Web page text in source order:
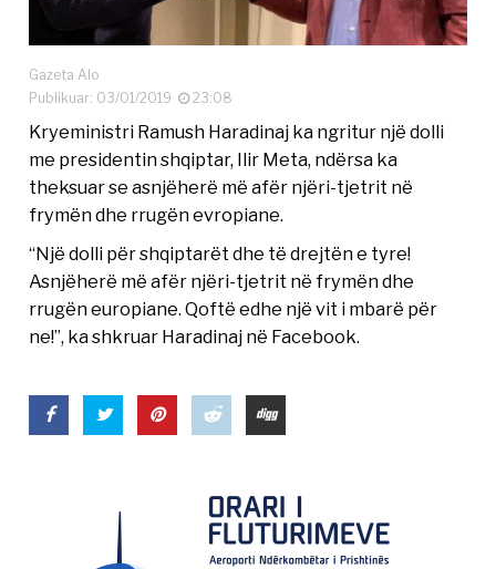
Gazeta Alo
Publikuar: 03/01/2019
23:08
Kryeministri Ramush Haradinaj ka ngritur një dolli
me presidentin shqiptar, Ilir Meta, ndërsa ka
theksuar se asnjëherë më afër njëri-tjetrit në
frymën dhe rrugën evropiane.
“Një dolli për shqiptarët dhe të drejtën e tyre!
Asnjëherë më afër njëri-tjetrit në frymën dhe
rrugën europiane. Qoftë edhe një vit i mbarë për
ne!”, ka shkruar Haradinaj në Facebook.